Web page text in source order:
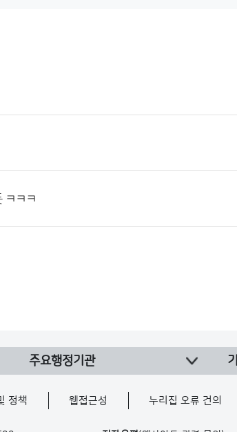
ㅋㅋㅋ
주요행정기관
정책 웹접근성 누리집 오류 건의